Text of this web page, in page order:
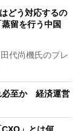
どう対応するの
留を行う中国
代尚機氏のプレ
必至か 経済運営
」とは何